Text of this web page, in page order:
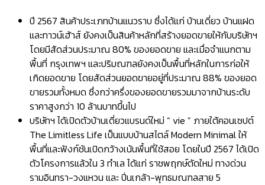
ปี 2567 สินค้าประเภทบ้านแนวราบ ซึ่งได้แก่ บ้านเดี่ยว บ้านแฝด
และทาวน์เฮ้าส์ ยังคงเป็นสินค้าหลักที่สร้างยอดขายให้กับบริษัทฯ
โดยมีสัดส่วนประมาณ 80% ของยอดขาย และเมื่อจำแนกตาม
พื้นที่ กรุงเทพฯ และปริมณฑลยังคงเป็นพื้นที่หลักในการก่อให้
เกิดยอดขาย โดยสัดส่วนยอดขายอยู่ที่ประมาณ 88% ของยอด
ขายรวมทั้งหมด ซึ่งกว่าครึ่งของยอดขายรวมมาจากบ้านระดับ
ราคาสูงกว่า 10 ล้านบาทขึ้นไป
บริษัทฯ ได้เปิดตัวบ้านเดี่ยวแบรนด์ใหม่ “ vie ” ภายใต้คอนเซปต์
The Limitless Life เป็นแบบบ้านสไตล์ Modern Minimal ให้
พื้นที่และฟังก์ชันเปิดกว้างเน้นพื้นที่ใช้สอย โดยในปี 2567 ได้เปิด
ตัวโครงการแล้วใน 3 ทำเล ได้แก่ ราชพฤกษ์ตัดใหม่ ทางด่วน
รามอินทรา-วงแหวน และ ปิ่นเกล้า-พุทธมณฑลสาย 5